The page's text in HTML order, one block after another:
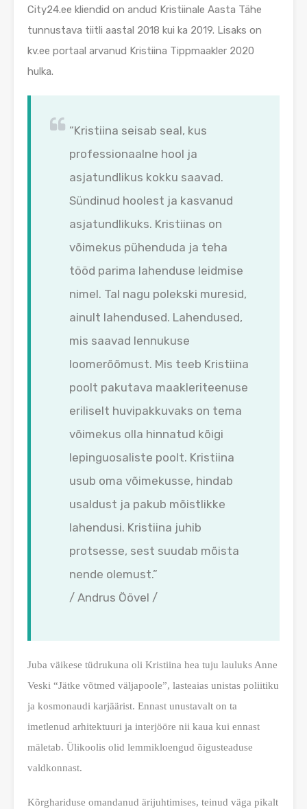
City24.ee kliendid on andud Kristiinale Aasta Tähe
tunnustava tiitli aastal 2018 kui ka 2019. Lisaks on
kv.ee portaal arvanud Kristiina Tippmaakler 2020
hulka.
“Kristiina seisab seal, kus
professionaalne hool ja
asjatundlikus kokku saavad.
Sündinud hoolest ja kasvanud
asjatundlikuks. Kristiinas on
võimekus pühenduda ja teha
tööd parima lahenduse leidmise
nimel. Tal nagu polekski muresid,
ainult lahendused. Lahendused,
mis saavad lennukuse
loomerõõmust. Mis teeb Kristiina
poolt pakutava maakleriteenuse
eriliselt huvipakkuvaks on tema
võimekus olla hinnatud kõigi
lepinguosaliste poolt. Kristiina
usub oma võimekusse, hindab
usaldust ja pakub mõistlikke
lahendusi. Kristiina juhib
protsesse, sest suudab mõista
nende olemust.”
/ Andrus Öövel /
Juba väikese tüdrukuna oli Kristiina hea tuju lauluks Anne
Veski “Jätke võtmed väljapoole”, lasteaias unistas poliitiku
ja kosmonaudi karjäärist. Ennast unustavalt on ta
imetlenud arhitektuuri ja interjööre nii kaua kui ennast
mäletab. Ülikoolis olid lemmikloengud õigusteaduse
valdkonnast.
Kõrghariduse omandanud ärijuhtimises, teinud väga pikalt